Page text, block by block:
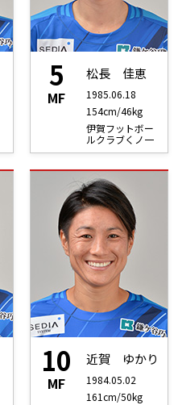
5
MF
松長 佳恵
1985.06.18
154cm/46kg
伊賀フットボー
ルクラブくノ一
10
MF
近賀 ゆかり
1984.05.02
161cm/50kg